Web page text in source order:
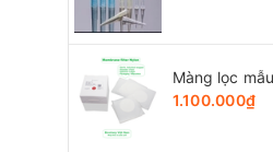
1.100.000₫